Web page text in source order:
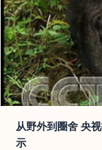
从野外到圈舍 央
示